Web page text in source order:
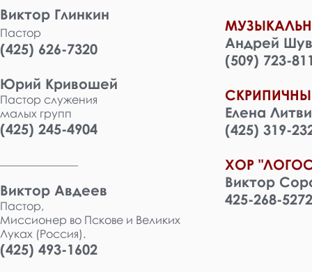
Виктор Глинкин
Пастор
(425) 626-7320
Юрий Кривошей
Пастор служения
малых групп
(425) 245-4904
Виктор Авдеев
Пастор,
Миссионер во Пскове и Великих
Луках (Россия).
(425) 493-1602
Андрей
(509) 723-
Елена
(425) 319-
ХОР
Виктор
425-268-5272